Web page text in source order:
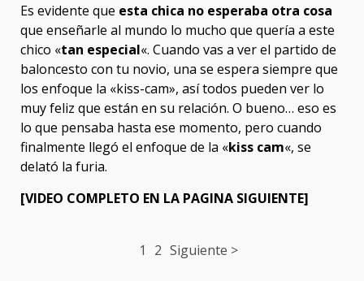
Es evidente que esta chica no esperaba otra cosa
que enseñarle al mundo lo mucho que quería a este
chico «tan especial«. Cuando vas a ver el partido de
baloncesto con tu novio, una se espera siempre que
los enfoque la «kiss-cam», así todos pueden ver lo
muy feliz que están en su relación. O bueno… eso es
lo que pensaba hasta ese momento, pero cuando
finalmente llegó el enfoque de la «kiss cam«, se
delató la furia.
[VIDEO COMPLETO EN LA PAGINA SIGUIENTE]
1 2 Siguiente >